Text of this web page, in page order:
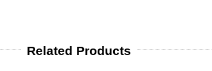
Related Products